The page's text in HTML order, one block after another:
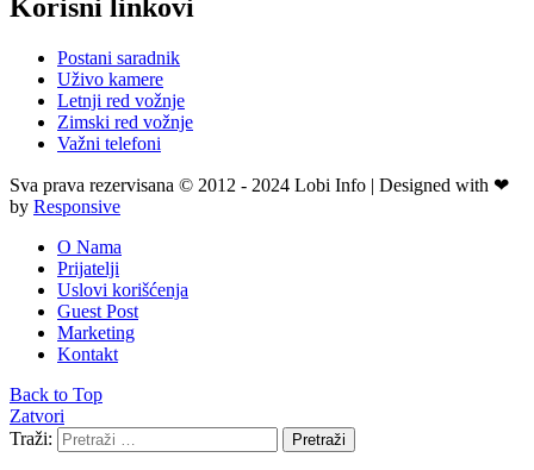
Korisni linkovi
Postani saradnik
Uživo kamere
Letnji red vožnje
Zimski red vožnje
Važni telefoni
Sva prava rezervisana © 2012 - 2024 Lobi Info | Designed with ❤
by Responsive
O Nama
Prijatelji
Uslovi korišćenja
Guest Post
Marketing
Kontakt
Back to Top
Zatvori
Traži:
Pretraži